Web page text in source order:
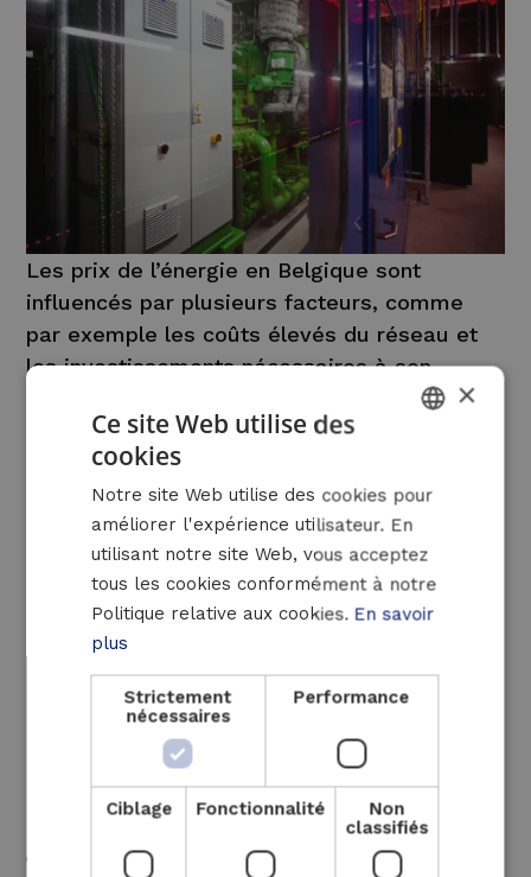
Les prix de l’énergie en Belgique sont
influencés par plusieurs facteurs, comme
par exemple les coûts élevés du réseau et
les investissements nécessaires à son
renforcement en raison de l’essor des
renouvelables.
Ces évolutions créent aussi des opportunités
pour la cogénération, notamment en matière
de flexibilité et de sécurité
d’approvisionnement :
En produisant localement de l’électricité,
les entreprises réduisent leur dépendance
au réseau et renforcent leur sécurité
d’approvisionnement. En cas de congestion
ou de pics de consommation, la
cogénération garantit une continuité
énergétique, essentielle pour les
processus industriels.
Elle permet également de réagir de
FRENCH
×
Ce site Web utilise des
cookies
Notre site Web utilise des cookies pour
améliorer l'expérience utilisateur. En
utilisant notre site Web, vous acceptez
tous les cookies conformément à notre
Politique relative aux cookies. En savoir
plus
Strictement
nécessaires
Performance
Ciblage Fonctionnalité
Non
classifiés